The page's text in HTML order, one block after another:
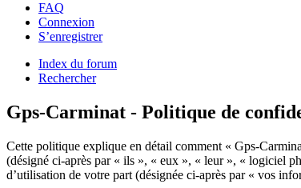
FAQ
Connexion
S’enregistrer
Index du forum
Rechercher
Gps-Carminat - Politique de
Cette politique explique en détail comment « Gps-
(désigné ci-après par « ils », « eux », « leur », « logiciel
d’utilisation de votre part (désignée ci-après par « vos